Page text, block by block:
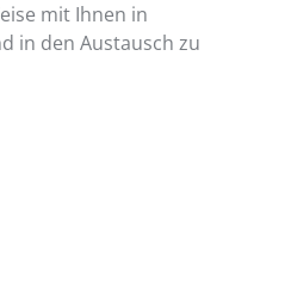
mit Ihnen in
in den Austausch zu